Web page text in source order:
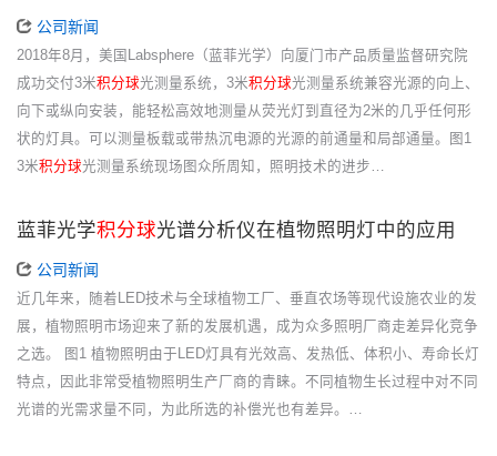
公司新闻
2018年8月，美国Labsphere（蓝菲光学）向厦门市产品质量监督研究院
成功交付3米积分球光测量系统，3米积分球光测量系统兼容光源的向上、
向下或纵向安装，能轻松高效地测量从荧光灯到直径为2米的几乎任何形
状的灯具。可以测量板载或带热沉电源的光源的前通量和局部通量。图1
3米积分球光测量系统现场图众所周知，照明技术的进步…
蓝菲光学积分球光谱分析仪在植物照明灯中的应用
公司新闻
近几年来，随着LED技术与全球植物工厂、垂直农场等现代设施农业的发
展，植物照明市场迎来了新的发展机遇，成为众多照明厂商走差异化竞争
之选。 图1 植物照明由于LED灯具有光效高、发热低、体积小、寿命长灯
特点，因此非常受植物照明生产厂商的青睐。不同植物生长过程中对不同
光谱的光需求量不同，为此所选的补偿光也有差异。…